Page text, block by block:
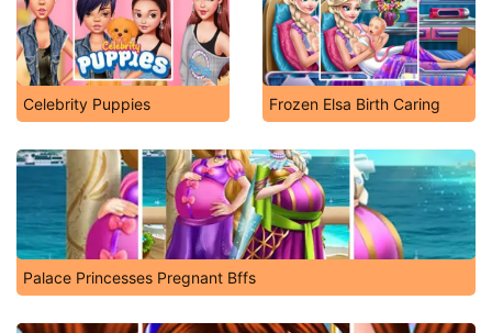
Celebrity Puppies Frozen Elsa Birth Caring
Palace Princesses Pregnant Bffs